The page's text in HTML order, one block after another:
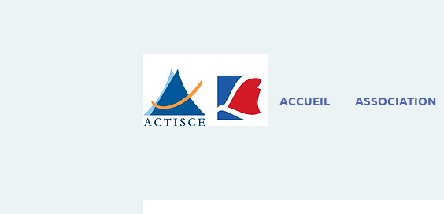
ACCUEIL ASSOCIATION